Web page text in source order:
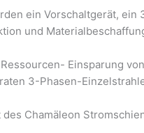
ein Vorschaltgerät, ein
und
Einsparung
3-Phasen-
Chamäleon